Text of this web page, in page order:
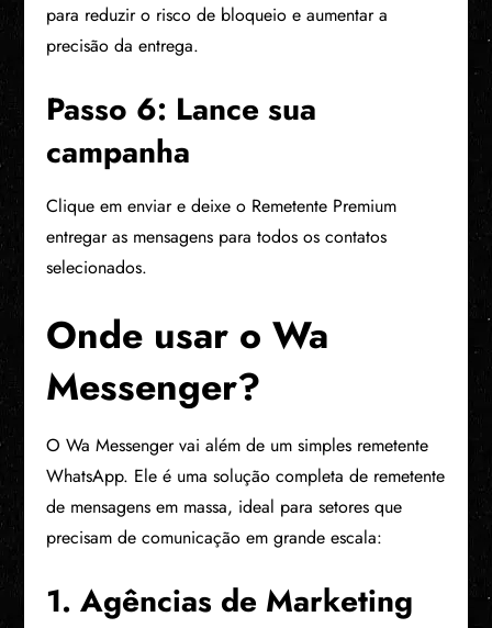
para reduzir o risco de bloqueio e aumentar a
precisão da entrega.
Passo 6: Lance sua
campanha
Clique em enviar e deixe o Remetente Premium
entregar as mensagens para todos os contatos
selecionados.
Onde usar o Wa
Messenger?
O Wa Messenger vai além de um simples remetente
WhatsApp. Ele é uma solução completa de remetente
de mensagens em massa, ideal para setores que
precisam de comunicação em grande escala:
1. Agências de Marketing